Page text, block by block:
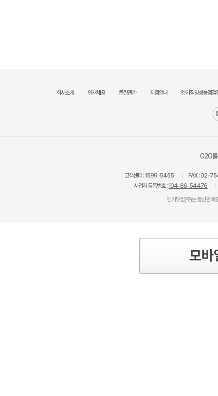
회사소개 인재채용 클린엔카 지점안내 엔카직영성능점검
O2O를
고객센터 :1599-5455 FAX :02-
사업자 등록번호 :104-86-54476
엔카닷컴(주)는 통신판매
모바